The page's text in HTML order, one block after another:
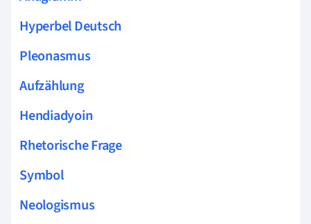
Hyperbel Deutsch
Pleonasmus
Aufzählung
Hendiadyoin
Rhetorische Frage
Symbol
Neologismus